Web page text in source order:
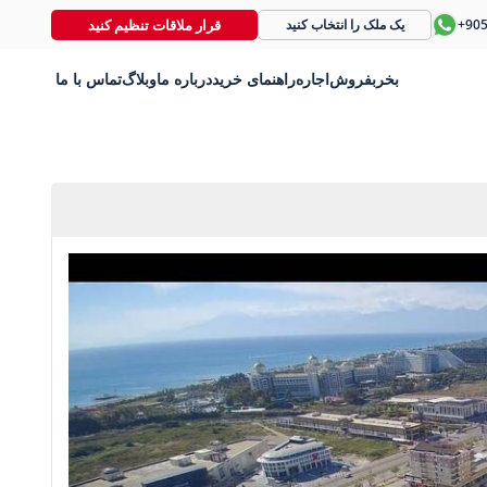
یک ملک را انتخاب کنید قرار ملاقات تنظیم کنید
بخر بفروشاجارهراهنمای خریددرباره ماوبلاگتماس با ما